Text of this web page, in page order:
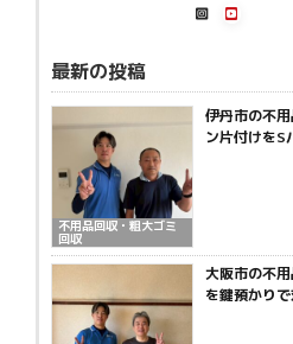
最新の投稿
不用品回収・粗大ゴミ
回収
伊丹市の不
ン片付けをS
大阪市の不
を鍵預かり